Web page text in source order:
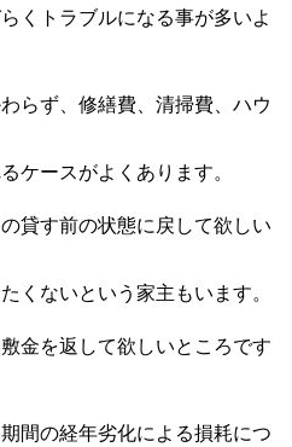
くトラブルになる事が多いよ
らず、修繕費、清掃費、ハウ
ケースがよくあります。
貸す前の状態に戻して欲しい
くないという家主もいます。
金を返して欲しいところです
間の経年劣化による損耗につ